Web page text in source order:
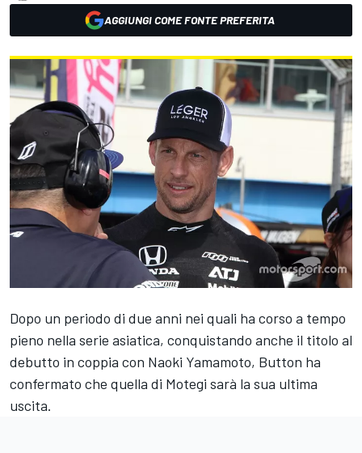
AGGIUNGI COME FONTE PREFERITA
Dopo un periodo di due anni nei quali ha corso a tempo
pieno nella serie asiatica, conquistando anche il titolo al
debutto in coppia con Naoki Yamamoto, Button ha
confermato che quella di Motegi sarà la sua ultima
uscita.